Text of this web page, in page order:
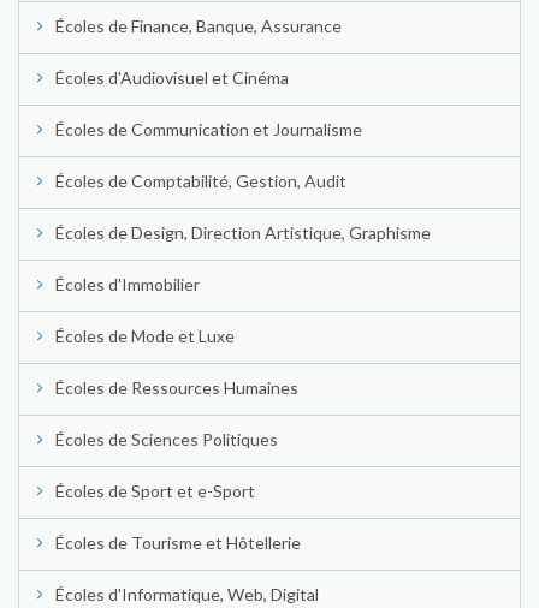
Écoles de Finance, Banque, Assurance
Écoles d'Audiovisuel et Cinéma
Écoles de Communication et Journalisme
Écoles de Comptabilité, Gestion, Audit
Écoles de Design, Direction Artistique, Graphisme
Écoles d'Immobilier
Écoles de Mode et Luxe
Écoles de Ressources Humaines
Écoles de Sciences Politiques
Écoles de Sport et e-Sport
Écoles de Tourisme et Hôtellerie
Écoles d'Informatique, Web, Digital